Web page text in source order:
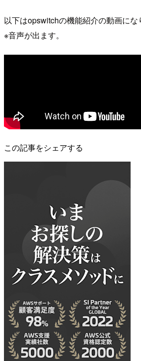
以下はopswitchの機能紹介の動画にな
※音声が出ます。
この記事をシェアする